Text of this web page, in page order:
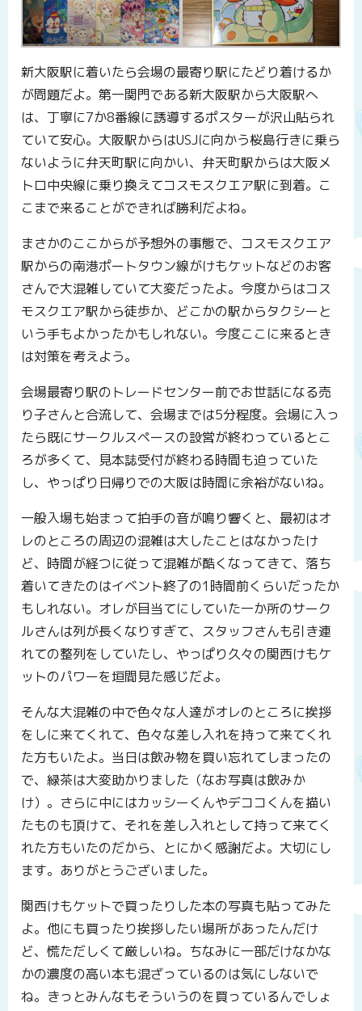
新大阪駅に着いたら会場の最寄り駅にたどり着けるか
が問題だよ。第一関門である新大阪駅から大阪駅へ
は、丁寧に7か8番線に誘導するポスターが沢山貼られ
ていて安心。大阪駅からはUSJに向かう桜島行きに乗ら
ないように弁天町駅に向かい、弁天町駅からは大阪メ
トロ中央線に乗り換えてコスモスクエア駅に到着。こ
こまで来ることができれば勝利だよね。
まさかのここからが予想外の事態で、コスモスクエア
駅からの南港ポートタウン線がけもケットなどのお客
さんで大混雑していて大変だったよ。今度からはコス
モスクエア駅から徒歩か、どこかの駅からタクシーと
いう手もよかったかもしれない。今度ここに来るとき
は対策を考えよう。
会場最寄り駅のトレードセンター前でお世話になる売
り子さんと合流して、会場までは5分程度。会場に入っ
たら既にサークルスペースの設営が終わっているとこ
ろが多くて、見本誌受付が終わる時間も迫っていた
し、やっぱり日帰りでの大阪は時間に余裕がないね。
一般入場も始まって拍手の音が鳴り響くと、最初はオ
レのところの周辺の混雑は大したことはなかったけ
ど、時間が経つに従って混雑が酷くなってきて、落ち
着いてきたのはイベント終了の1時間前くらいだったか
もしれない。オレが目当てにしていた一か所のサーク
ルさんは列が長くなりすぎて、スタッフさんも引き連
れての整列をしていたし、やっぱり久々の関西けもケ
ットのパワーを垣間見た感じだよ。
そんな大混雑の中で色々な人達がオレのところに挨拶
をしに来てくれて、色々な差し入れを持って来てくれ
た方もいたよ。当日は飲み物を買い忘れてしまったの
で、緑茶は大変助かりました（なお写真は飲みか
け）。さらに中にはカッシーくんやデココくんを描い
たものも頂けて、それを差し入れとして持って来てく
れた方もいたのだから、とにかく感謝だよ。大切にし
ます。ありがとうございました。
関西けもケットで買ったりした本の写真も貼ってみた
よ。他にも買ったり挨拶したい場所があったんだけ
ど、慌ただしくて厳しいね。ちなみに一部だけなかな
かの濃度の高い本も混ざっているのは気にしないで
ね。きっとみんなもそういうのを買っているんでしょ